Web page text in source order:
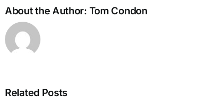
About the Author: Tom Condon
Related Posts